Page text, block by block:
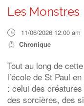
RECHERCHER
Les Monstres
11/06/2026 12:00 am
Chronique
Tout au long de
l’école de St Paul
: celui des
des sorcières, des